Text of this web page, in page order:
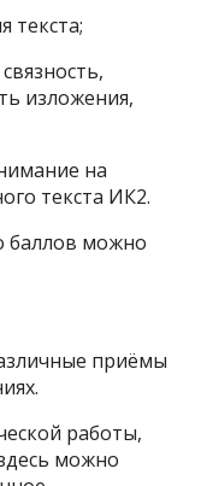
текста;
изложения,
на
текста ИК2.
баллов можно
приёмы
работы,
можно